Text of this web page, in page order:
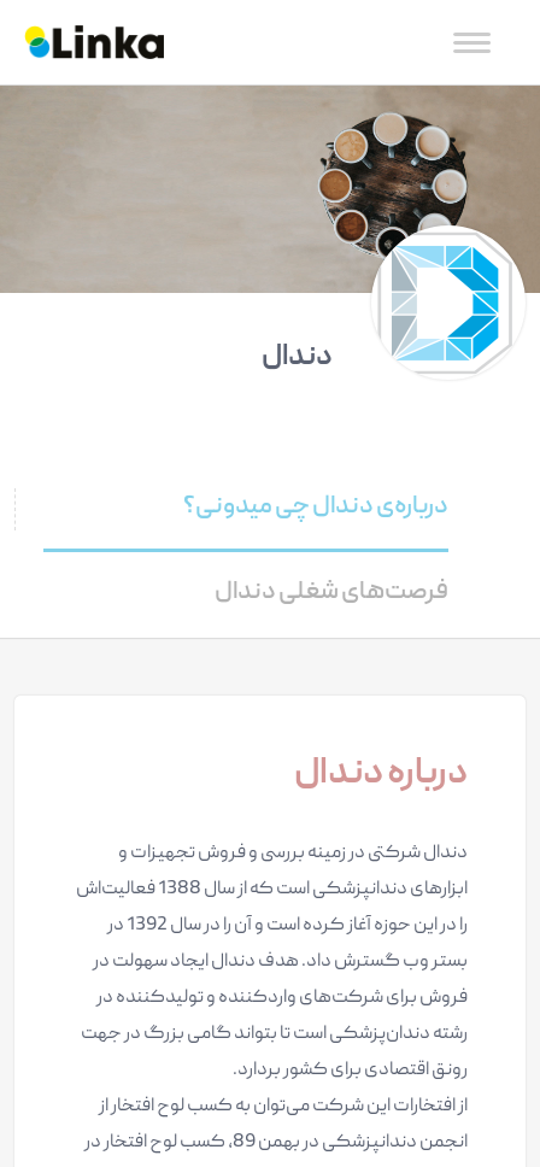
دندال
درباره‌ی دندال چی میدونی؟
فرصت‌های شغلی دندال
درباره دندال
دندال شرکتی در زمینه بررسی و فروش تجهیزات و
ابزارهای دندانپزشکی است که از سال 1388 فعالیت‌اش
را در این حوزه آغاز کرده است و آن را در سال 1392 در
بستر وب گسترش داد. هدف دندال ایجاد سهولت در
فروش برای شرکت‌های واردکننده و تولیدکننده در
رشته دندان‌پزشکی است تا بتواند گامی بزرگ در جهت
رونق اقتصادی برای کشور بردارد.
از افتخارات این شرکت می‌توان به کسب لوح افتخار از
انجمن دندانپزشکی در بهمن 89، کسب لوح افتخار در